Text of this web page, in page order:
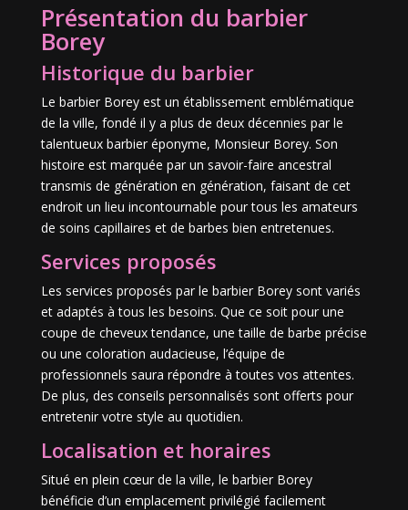
Présentation du barbier
Borey
Historique du barbier
Le barbier Borey est un établissement emblématique
de la ville, fondé il y a plus de deux décennies par le
talentueux barbier éponyme, Monsieur Borey. Son
histoire est marquée par un savoir-faire ancestral
transmis de génération en génération, faisant de cet
endroit un lieu incontournable pour tous les amateurs
de soins capillaires et de barbes bien entretenues.
Services proposés
Les services proposés par le barbier Borey sont variés
et adaptés à tous les besoins. Que ce soit pour une
coupe de cheveux tendance, une taille de barbe précise
ou une coloration audacieuse, l’équipe de
professionnels saura répondre à toutes vos attentes.
De plus, des conseils personnalisés sont offerts pour
entretenir votre style au quotidien.
Localisation et horaires
Situé en plein cœur de la ville, le barbier Borey
bénéficie d’un emplacement privilégié facilement